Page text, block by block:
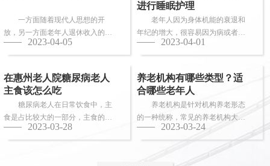
一方面随着现代人思想的开
放，另一方面老年人退休收入的稳
步上升，选择惠州老人院进行疗养
的老人越来越...
2023-04-05
进行睡眠护理
老年人因为身体机能的衰退和
年纪的增大，很容易因为病或者各
种各样的原因导致失眠、多梦，睡
眠质量差等...
2023-04-01
在惠州老人院糖尿病老人
主食该怎么吃
糖尿病老人在日常饮食中，主
食是占比较大的一部分，主食的选
择对控制血糖水平至关重要。那
么，糖尿病老...
2023-03-28
养老机构有哪些类型？适
合哪些老年人
养老机构是针对机构养老形态
的一种统称，常见的养老机构大致
有这些类型：养老社区、老年公
寓、养老院、...
2023-03-24